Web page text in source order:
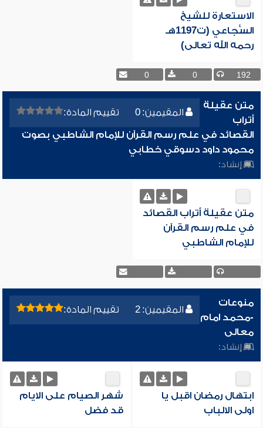
الاستعارة للشيخ
السُّجاعي (ت1197هـ
رحمه الله تعالى)
192
0
0
المقيمين: 0 تقييم المادة:
متن عقيلة
أتراب
القصائد في علم رسم القرآن للإمام الشاطبي بصوت
محمود داود دسوقي خطابي
إنشاد:
متن عقيلة أتراب القصائد
في علم رسم القرآن
للإمام الشاطبي
المقيمين: 2 تقييم المادة:
منوعات
-محمد امام
معالى
إنشاد:
ابتهال رمضان اقبل يا
اولى الالباب
شهر الصيام على الايام
قد فضل